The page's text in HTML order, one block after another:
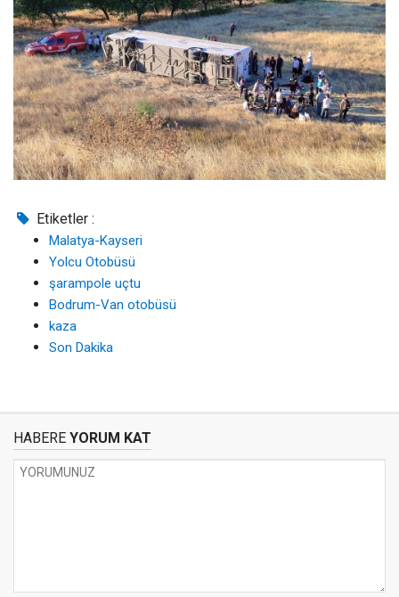
Etiketler :
Malatya-Kayseri
Yolcu Otobüsü
şarampole uçtu
Bodrum-Van otobüsü
kaza
Son Dakika
HABERE YORUM KAT